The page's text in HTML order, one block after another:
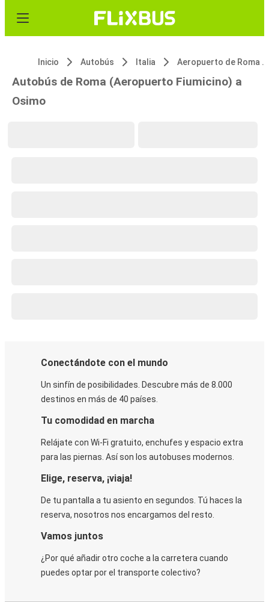
Inicio Autobús Italia Aeropuerto de Roma Fiumicino (FCO)
Autobús de Roma (Aeropuerto Fiumicino) a
Osimo
Conectándote con el mundo
Un sinfín de posibilidades. Descubre más de 8.000
destinos en más de 40 países.
Tu comodidad en marcha
Relájate con Wi-Fi gratuito, enchufes y espacio extra
para las piernas. Así son los autobuses modernos.
Elige, reserva, ¡viaja!
De tu pantalla a tu asiento en segundos. Tú haces la
reserva, nosotros nos encargamos del resto.
Vamos juntos
¿Por qué añadir otro coche a la carretera cuando
puedes optar por el transporte colectivo?